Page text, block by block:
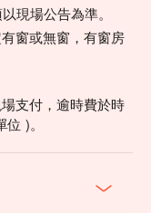
現場公告為準。
窗或無窗，有窗房
支付，逾時費於時
)。